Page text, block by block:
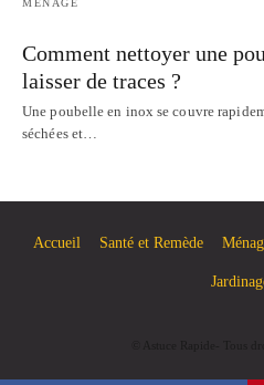
MÉNAGE
Comment nettoyer une
laisser de traces ?
Une poubelle en inox se couvre
séchées et…
Accueil Santé et Remède